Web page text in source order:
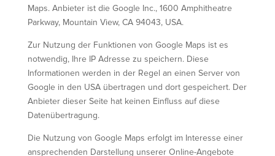
Maps. Anbieter ist die Google Inc., 1600 Amphitheatre
Parkway, Mountain View, CA 94043, USA.
Zur Nutzung der Funktionen von Google Maps ist es
notwendig, Ihre IP Adresse zu speichern. Diese
Informationen werden in der Regel an einen Server von
Google in den USA übertragen und dort gespeichert. Der
Anbieter dieser Seite hat keinen Einfluss auf diese
Datenübertragung.
Die Nutzung von Google Maps erfolgt im Interesse einer
ansprechenden Darstellung unserer Online-Angebote